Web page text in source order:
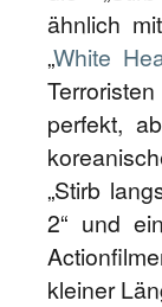
ähnlich
„White
perfekt,
„Stirb
2“ und
kleiner